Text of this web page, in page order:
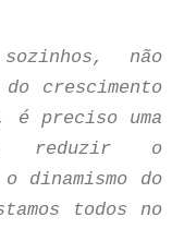
não
crescimento
é preciso uma
reduzir o
dinamismo do
todos no